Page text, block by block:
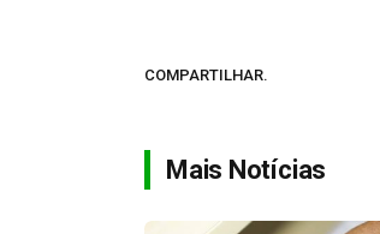
COMPARTILHAR.
Mais Notícias